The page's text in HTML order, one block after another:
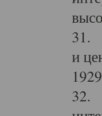
31.
и
32.